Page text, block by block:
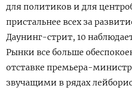
для политиков и для
пристальнее всех за
Даунинг-стрит, 10
Рынки все больше
отставке премьера-
звучащими в рядах